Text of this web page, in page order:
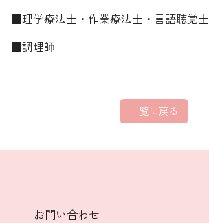
■理学療法士・作業療法士・言語聴覚士
■調理師
一覧に戻る
お問い合わせ